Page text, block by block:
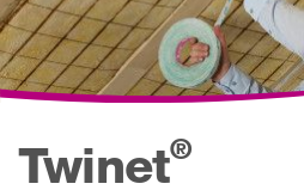
Twinet®